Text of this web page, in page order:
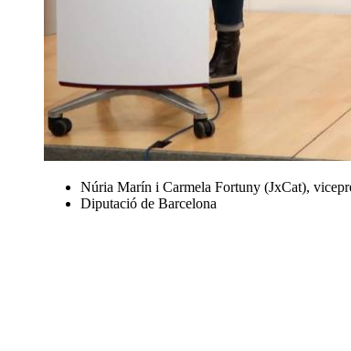
Núria Marín i Carmela Fortuny (JxCat),
Diputació de Barcelona